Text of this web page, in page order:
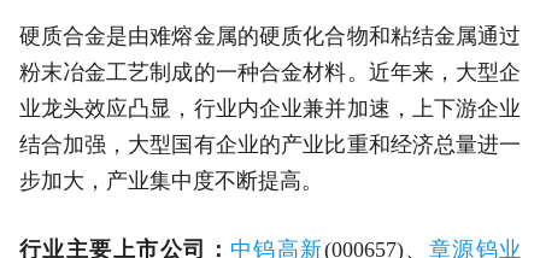
硬质合金是由难熔金属的硬质化合物和粘结金属通过
粉末冶金工艺制成的一种合金材料。近年来，大型企
业龙头效应凸显，行业内企业兼并加速，上下游企业
结合加强，大型国有企业的产业比重和经济总量进一
步加大，产业集中度不断提高。
行业主要上市公司： 中钨高新(000657)、 章源钨业